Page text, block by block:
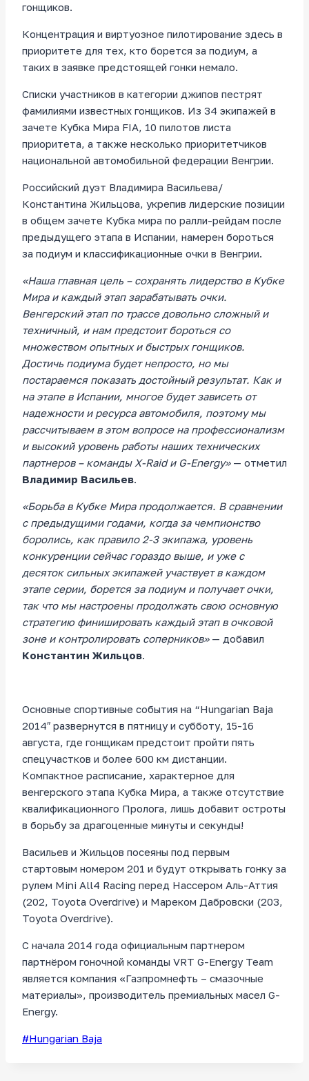
гонщиков.
Концентрация и виртуозное пилотирование здесь в
приоритете для тех, кто борется за подиум, а
таких в заявке предстоящей гонки немало.
Списки участников в категории джипов пестрят
фамилиями известных гонщиков. Из 34 экипажей в
зачете Кубка Мира FIA, 10 пилотов листа
приоритета, а также несколько приоритетчиков
национальной автомобильной федерации Венгрии.
Российский дуэт Владимира Васильева/
Константина Жильцова, укрепив лидерские позиции
в общем зачете Кубка мира по ралли-рейдам после
предыдущего этапа в Испании, намерен бороться
за подиум и классификационные очки в Венгрии.
«Наша главная цель – сохранять лидерство в Кубке
Мира и каждый этап зарабатывать очки.
Венгерский этап по трассе довольно сложный и
техничный, и нам предстоит бороться со
множеством опытных и быстрых гонщиков.
Достичь подиума будет непросто, но мы
постараемся показать достойный результат. Как и
на этапе в Испании, многое будет зависеть от
надежности и ресурса автомобиля, поэтому мы
рассчитываем в этом вопросе на профессионализм
и высокий уровень работы наших технических
партнеров – команды X-Raid и G-Energy»— отметил
Владимир Васильев.
«Борьба в Кубке Мира продолжается. В сравнении
с предыдущими годами, когда за чемпионство
боролись, как правило 2-3 экипажа, уровень
конкуренции сейчас гораздо выше, и уже с
десяток сильных экипажей участвует в каждом
этапе серии, борется за подиум и получает очки,
так что мы настроены продолжать свою основную
стратегию финишировать каждый этап в очковой
зоне и контролировать соперников» — добавил
Константин Жильцов.
Основные спортивные события на “Hungarian Baja
2014″ развернутся в пятницу и субботу, 15-16
августа, где гонщикам предстоит пройти пять
спецучастков и более 600 км дистанции.
Компактное расписание, характерное для
венгерского этапа Кубка Мира, а также отсутствие
квалификационного Пролога, лишь добавит остроты
в борьбу за драгоценные минуты и секунды!
Васильев и Жильцов посеяны под первым
стартовым номером 201 и будут открывать гонку за
рулем Mini All4 Racing перед Нассером Аль-Аттия
(202, Toyota Overdrive) и Мареком Дабровски (203,
Toyota Overdrive).
С начала 2014 года официальным партнером
партнёром гоночной команды VRT G-Energy Team
является компания «Газпромнефть – смазочные
материалы», производитель премиальных масел G-
Energy.
Метки
#Hungarian Baja